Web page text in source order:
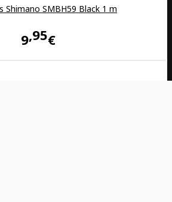
Shimano SM­BH59 Black 1 m
9 95€